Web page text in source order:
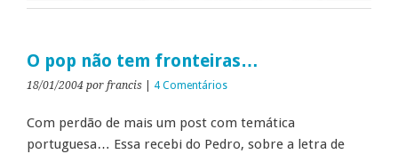
O pop não tem fronteiras…
18/01/2004 por francis 4 Comentários
Com perdão de mais um post com temática
portuguesa… Essa recebi do Pedro, sobre a letra de